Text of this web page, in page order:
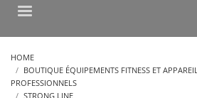
HOME
BOUTIQUE ÉQUIPEMENTS FITNESS ET
PROFESSIONNELS
STRONG LINE